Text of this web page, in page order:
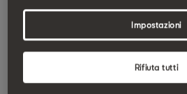
PAESE
NOTE
DEI DATI
Svizzera
Tedesco
Italiano
Francese
Italiano
Rifiuta tutti
Impostazioni